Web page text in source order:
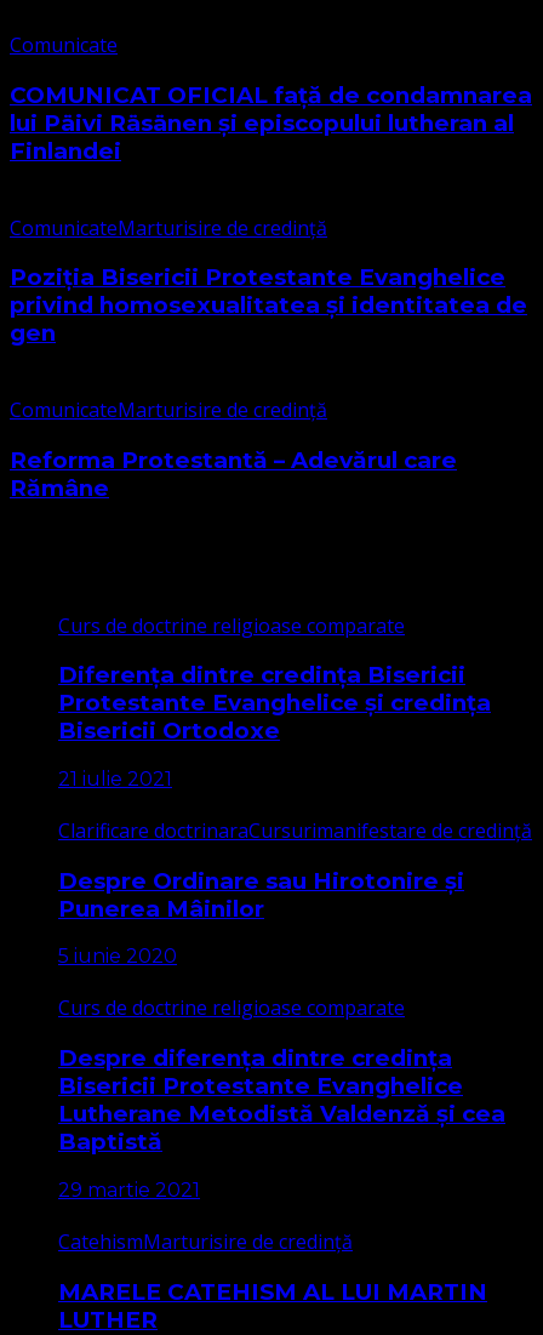
Comunicate
COMUNICAT OFICIAL față de condamnarea
lui Päivi Räsänen și episcopului lutheran al
Finlandei
ComunicateMarturisire de credință
Poziția Bisericii Protestante Evanghelice
privind homosexualitatea și identitatea de
gen
ComunicateMarturisire de credință
Reforma Protestantă – Adevărul care
Rămâne
Curs de doctrine religioase comparate
Diferența dintre credința Bisericii
Protestante Evanghelice și credința
Bisericii Ortodoxe
21 iulie 2021
Clarificare doctrinaraCursurimanifestare de credință
Despre Ordinare sau Hirotonire și
Punerea Mâinilor
5 iunie 2020
Curs de doctrine religioase comparate
Despre diferența dintre credința
Bisericii Protestante Evanghelice
Lutherane Metodistă Valdenză și cea
Baptistă
29 martie 2021
CatehismMarturisire de credință
MARELE CATEHISM AL LUI MARTIN
LUTHER